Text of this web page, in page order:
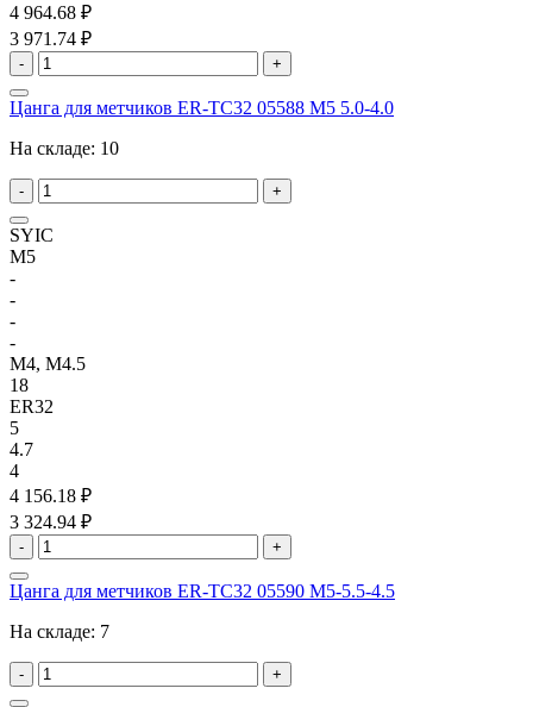
4 964.68 ₽
3 971.74 ₽
- +
Цанга для метчиков ER-TC32 05588 M5 5.0-4.0
На складе: 10
- +
SYIC
M5
-
-
-
-
M4, M4.5
18
ER32
5
4.7
4
4 156.18 ₽
3 324.94 ₽
- +
Цанга для метчиков ER-TC32 05590 M5-5.5-4.5
На складе: 7
- +